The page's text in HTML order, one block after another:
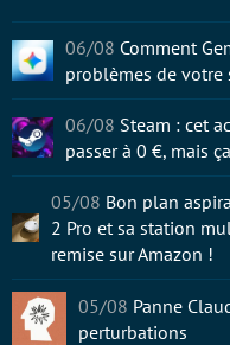
06/08 Comment
problèmes de votre
06/08 Steam : cet
passer à 0 €, mais
05/08 Bon plan
2 Pro et sa station
remise sur Amazon !
05/08 Panne
perturbations